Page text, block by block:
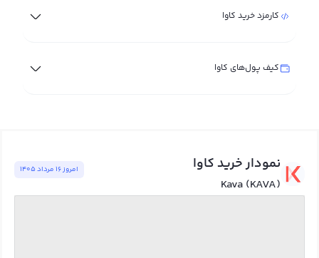
کارمزد خرید کاوا
کیف پول‌های کاوا
نمودار خرید کاوا
Kava (KAVA)
امروز ١٦ مرداد ١٤٠٥